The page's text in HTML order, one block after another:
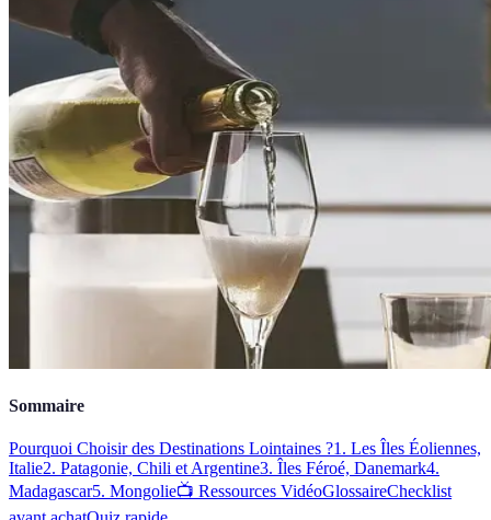
Sommaire
Pourquoi Choisir des Destinations Lointaines ?1. Les Îles Éoliennes,
Italie2. Patagonie, Chili et Argentine3. Îles Féroé, Danemark4.
Madagascar5. Mongolie📺 Ressources VidéoGlossaireChecklist